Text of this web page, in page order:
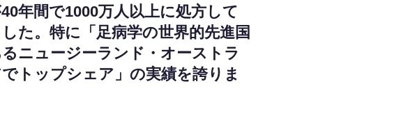
年間で1000万人以上に処方して
た。特に「足病学の世界的先進国
ニュージーランド・オーストラ
でトップシェア」の実績を誇りま